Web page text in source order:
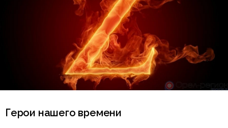
Герои нашего времени